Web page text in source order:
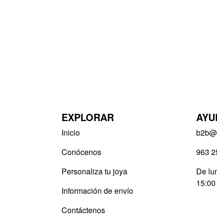
963
De
15:00
EXPLORAR
Inicio
Conócenos
Personaliza tu joya
Información de envío
Contáctenos